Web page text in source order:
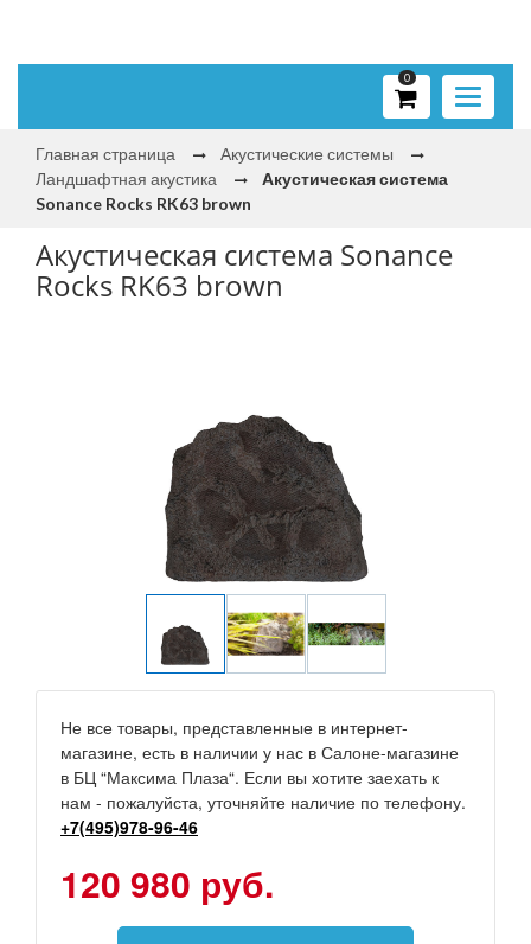
Toggle
0
Главная страница
Акустические системы
Ландшафтная акустика
Акустическая система
Sonance Rocks RK63 brown
Акустическая система Sonance
Rocks RK63 brown
Не все товары, представленные в интернет-
магазине, есть в наличии у нас в Салоне-магазине
в БЦ “Максима Плаза“. Если вы хотите заехать к
нам - пожалуйста, уточняйте наличие по телефону.
+7(495)978-96-46
120 980 руб.